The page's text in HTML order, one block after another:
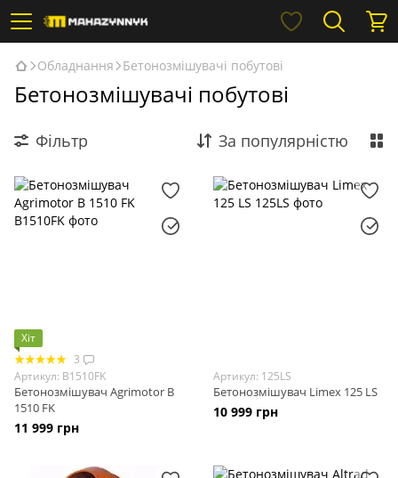
Обладнання Бетонозмішувачі побутові
Бетонозмішувачі побутові
Фільтр За популярністю
Хіт
3
Артикул: B1510FK
Бетонозмішувач Agrimotor B
1510 FK
11 999 грн
Артикул: 125LS
Бетонозмішувач Limex 125 LS
10 999 грн